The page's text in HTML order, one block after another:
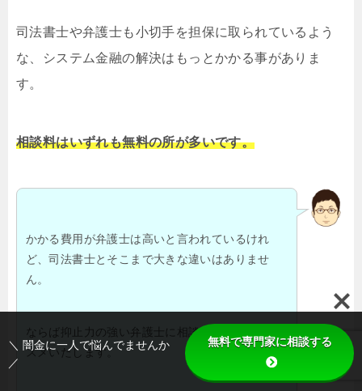
司法書士や弁護士も小切手を担保に取られているよう
な、システム金融の解決はもっとかかる事がありま
す。
相談料はいずれも無料の所が多いです。
かかる費用が弁護士は高いと言われているけれ
ど、司法書士とそこまで大きな違いはありませ
ん。
ならば抑止力の強い弁護士に相談される事をおス
スメいたします。
＼ 闇金に一人で悩んでませんか
／
無料で専門家に相談する